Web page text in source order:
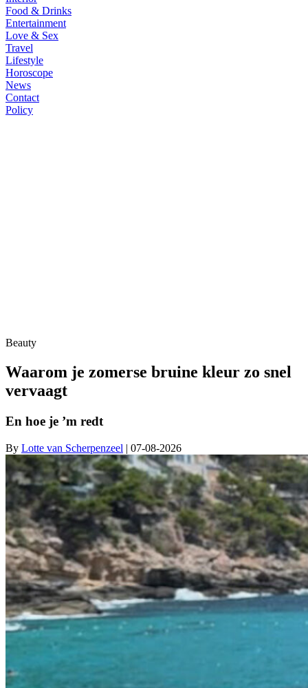
Food & Drinks
Entertainment
Love & Sex
Travel
Lifestyle
Horoscope
News
Contact
Policy
Beauty
Waarom je zomerse bruine kleur zo snel
vervaagt
En hoe je ’m redt
By Lotte van Scherpenzeel | 07-08-2026